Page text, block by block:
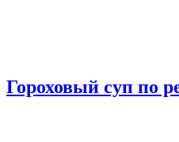
Гороховый суп по